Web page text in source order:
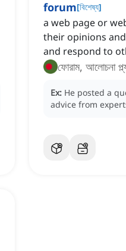
forum[বিশেষ্য]
a web page or
their opinions
and respond to
ফোরাম, আলোচনা
Ex: He posted a
advice from